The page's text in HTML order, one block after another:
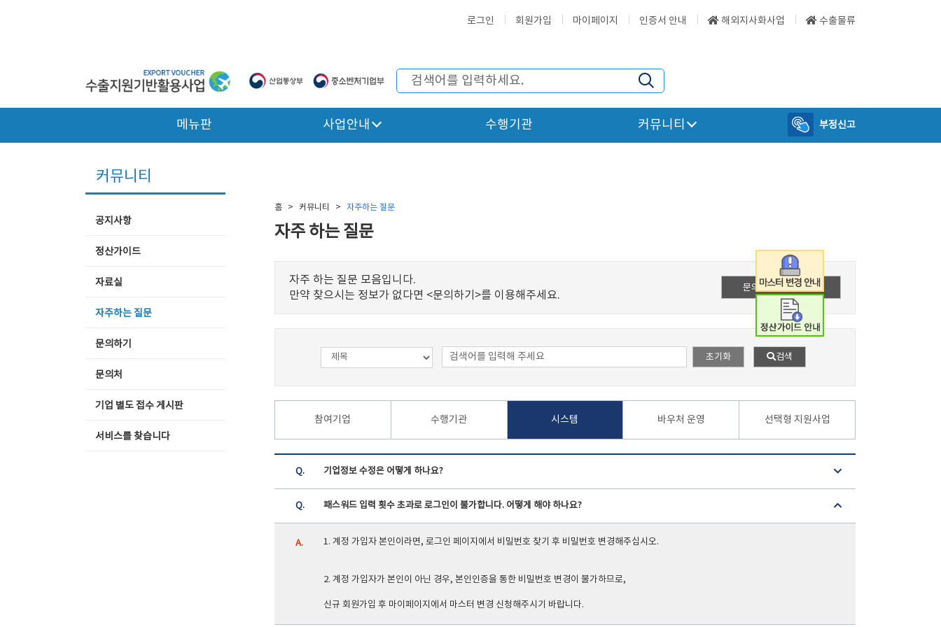
로그인 회원가입 마이페이지 인증서 안내 해외지사화사업 수출물류
메뉴판 사업안내 수행기관 커뮤니티 부정신고
커뮤니티
공지사항
정산가이드
자료실
자주하는 질문
문의하기
문의처
기업 별도 접수 게시판
서비스를 찾습니다
홈 > 커뮤니티 > 자주하는 질문
자주 하는 질문
자주 하는 질문 모음입니다.
만약 찾으시는 정보가 없다면 <문의하기>를 이용해주세요.
문의하기 바로가기
초기화 검색
참여기업 수행기관 시스템 바우처 운영 선택형 지원사업
Q. 기업정보 수정은 어떻게 하나요?
Q. 패스워드 입력 횟수 초과로 로그인이 불가합니다. 어떻게 해야 하나요?
A. 1. 계정 가입자 본인이라면, 로그인 페이지에서 비밀번호 찾기 후 비밀번호 변경해주십시오.
2. 계정 가입자가 본인이 아닌 경우, 본인인증을 통한 비밀번호 변경이 불가하므로,
신규 회원가입 후 마이페이지에서 마스터 변경 신청해주시기 바랍니다.